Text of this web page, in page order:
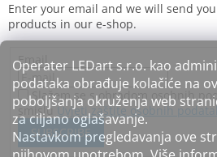
Operater LEDart s.r.o. kao
podataka obrađuje kolačiće na
poboljšanja okruženja web
za ciljano oglašavanje.
Nastavkom pregledavanja ove
Enter your email and we will send
products in our e-shop.
Email
Slažem se s obradom osobnih
smisluUvjeti zaštite osobnih
SUBSCRIBE